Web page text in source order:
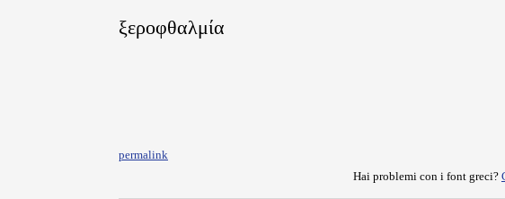
ξεροφθαλμία
permalink
Hai problemi con i font greci?